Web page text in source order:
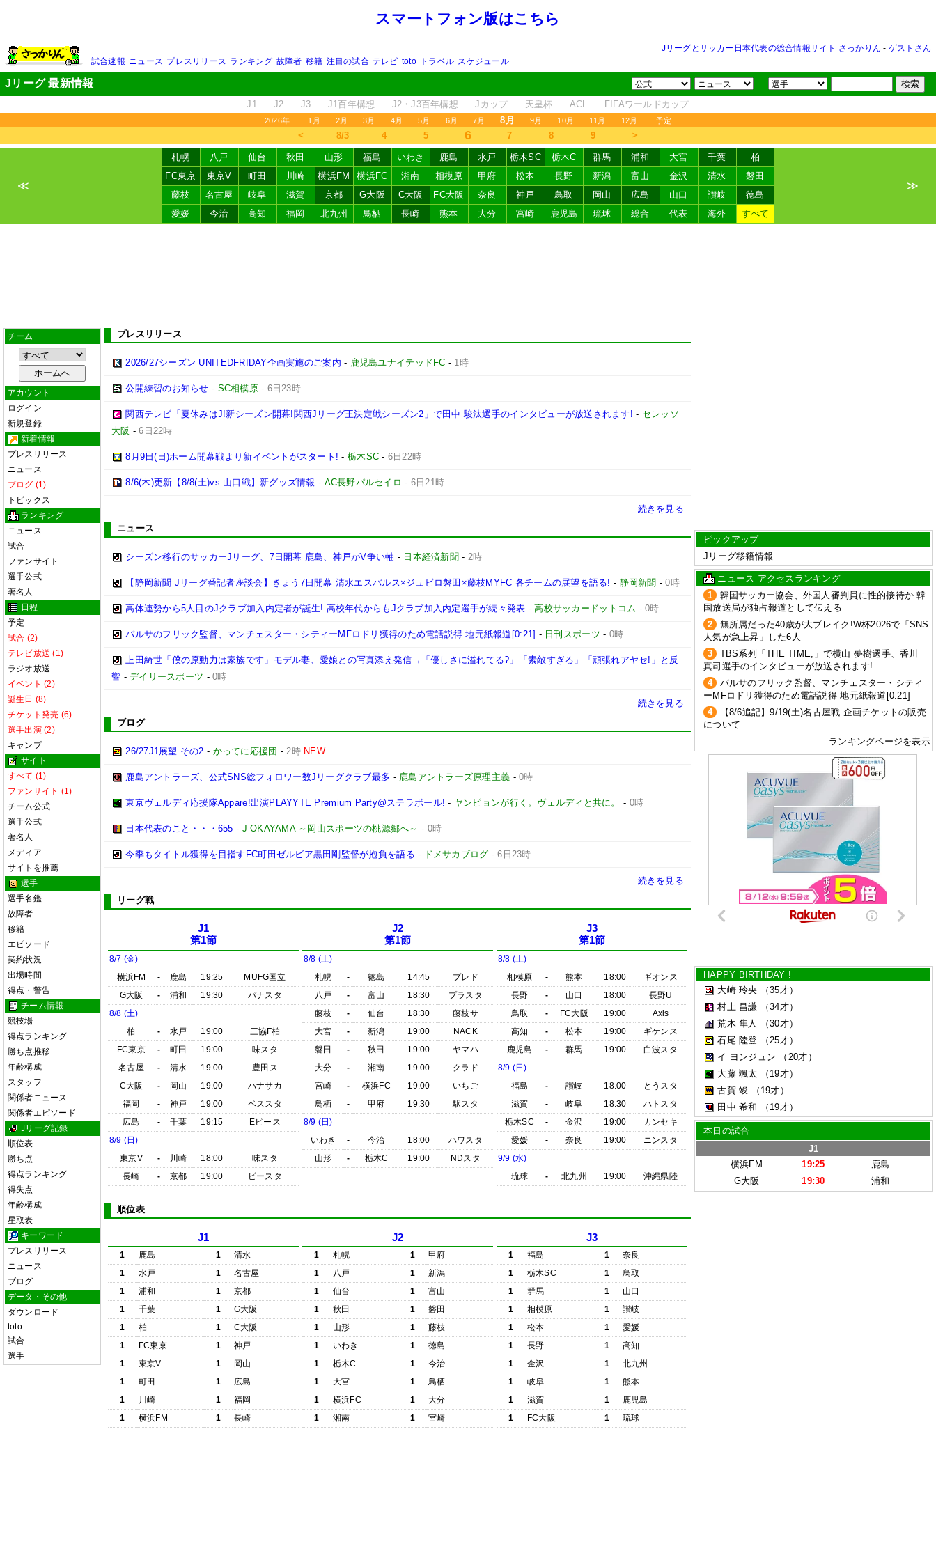
スマートフォン版はこちら
Jリーグとサッカー日本代表の総合情報サイト さっかりん - ゲストさん
試合速報 ニュース プレスリリース ランキング 故障者 移籍 注目の試合 テレビ toto トラベル スケジュール
Jリーグ 最新情報
J1 J2 J3 J1百年構想 J2・J3百年構想 Jカップ 天皇杯 ACL FIFAワールドカップ
2026年 1月 2月 3月 4月 5月 6月 7月 8月 9月 10月 11月 12月 予定
＜ 8/3 4 5 6 7 8 9 ＞
≪
札幌 八戸 仙台 秋田 山形 福島 いわき 鹿島 水戸 栃木SC 栃木C 群馬 浦和 大宮 千葉
柏
FC東京
東京V 町田 川崎 横浜FM 横浜FC 湘南 相模原 甲府 松本 長野 新潟 富山 金沢 清水
磐田
藤枝
名古屋 岐阜 滋賀 京都 G大阪 C大阪 FC大阪 奈良 神戸 鳥取 岡山 広島 山口 讃岐
徳島
愛媛
今治 高知 福岡 北九州 鳥栖 長崎 熊本 大分 宮崎 鹿児島 琉球 総合 代表 海外 すべて
≫
チーム
アカウント
ログイン
新規登録
新着情報
プレスリリース
ニュース
ブログ (1)
トピックス
ランキング
ニュース
試合
ファンサイト
選手公式
著名人
日程
予定
試合 (2)
テレビ放送 (1)
ラジオ放送
イベント (2)
誕生日 (8)
チケット発売 (6)
選手出演 (2)
キャンプ
サイト
すべて (1)
ファンサイト (1)
チーム公式
選手公式
著名人
メディア
サイトを推薦
選手
選手名鑑
故障者
移籍
エピソード
契約状況
出場時間
得点・警告
チーム情報
競技場
得点ランキング
勝ち点推移
年齢構成
スタッフ
関係者ニュース
関係者エピソード
Jリーグ記録
順位表
勝ち点
得点ランキング
得失点
年齢構成
星取表
キーワード
プレスリリース
ニュース
ブログ
データ・その他
ダウンロード
toto
試合
選手
プレスリリース
2026/27シーズン UNITEDFRIDAY企画実施のご案内 - 鹿児島ユナイテッドFC - 1時
公開練習のお知らせ - SC相模原- 6日23時
関西テレビ「夏休みはJ!新シーズン開幕!関西Jリーグ王決定戦シーズン2」で田中 駿汰選手のインタビューが放送されます! - セレッソ
大阪 -6日22時
8月9日(日)ホーム開幕戦より新イベントがスタート! -栃木SC - 6日22時
8/6(木)更新【8/8(土)vs.山口戦】新グッズ情報 - AC長野パルセイロ - 6日21時
続きを見る
ニュース
シーズン移行のサッカーJリーグ、7日開幕 鹿島、神戸がV争い軸 - 日本経済新聞 - 2時
【静岡新聞 Jリーグ番記者座談会】きょう7日開幕 清水エスパルス×ジュビロ磐田×藤枝MYFC 各チームの展望を語る! - 静岡新聞 -0時
高体連勢から5人目のJクラブ加入内定者が誕生! 高校年代からもJクラブ加入内定選手が続々発表 -高校サッカードットコム -0時
バルサのフリック監督、マンチェスター・シティーMFロドリ獲得のため電話説得 地元紙報道[0:21] - 日刊スポーツ - 0時
上田綺世「僕の原動力は家族です」モデル妻、愛娘との写真添え発信→「優しさに溢れてる?」「素敵すぎる」「頑張れアヤセ!」と反
響 -デイリースポーツ -0時
続きを見る
ブログ
26/27J1展望 その2 - かってに応援団 -2時 NEW
鹿島アントラーズ、公式SNS総フォロワー数Jリーグクラブ最多 - 鹿島アントラーズ原理主義 -0時
東京ヴェルディ応援隊Appare!出演PLAYYTE Premium Party@ステラボール! - ヤンピョンが行く。ヴェルディと共に。 - 0時
日本代表のこと・・・655 - J OKAYAMA ～岡山スポーツの桃源郷へ～ - 0時
今季もタイトル獲得を目指すFC町田ゼルビア黒田剛監督が抱負を語る - ドメサカブログ -6日23時
続きを見る
リーグ戦
J1
第1節
8/7 (金)
横浜FM
- 鹿島 19:25
MUFG国立
G大阪
- 浦和 19:30
パナスタ
8/8 (土)
柏
- 水戸 19:00
三協F柏
FC東京
- 町田 19:00
味スタ
名古屋
- 清水 19:00
豊田ス
C大阪
- 岡山 19:00
ハナサカ
福岡
- 神戸 19:00
ベススタ
広島
- 千葉 19:15
Eピース
8/9 (日)
東京V
- 川崎 18:00
味スタ
長崎
- 京都 19:00 ピースタ
J2
第1節
8/8 (土)
札幌
- 徳島 14:45
プレド
八戸
- 富山 18:30
プラスタ
藤枝
- 仙台 18:30
藤枝サ
大宮
- 新潟 19:00
NACK
磐田
- 秋田 19:00
ヤマハ
大分
- 湘南 19:00
クラド
宮崎
- 横浜FC 19:00
いちご
鳥栖
- 甲府 19:30
駅スタ
8/9 (日)
いわき
- 今治 18:00
ハワスタ
山形
- 栃木C 19:00 NDスタ
J3
第1節
8/8 (土)
相模原
- 熊本 18:00
ギオンス
長野
- 山口 18:00
長野U
鳥取
- FC大阪 19:00
Axis
高知
- 松本 19:00
ギケンス
鹿児島
- 群馬 19:00
白波スタ
8/9 (日)
福島
- 讃岐 18:00
とうスタ
滋賀
- 岐阜 18:30
ハトスタ
栃木SC
- 金沢 19:00
カンセキ
愛媛
- 奈良 19:00
ニンスタ
9/9 (水)
琉球
- 北九州 19:00 沖縄県陸
順位表
J1
1 鹿島 1
清水
1
水戸 1
名古屋
1
浦和 1
京都
1
千葉 1
G大阪
1
柏 1
C大阪
1
FC東京 1
神戸
1
東京V 1
岡山
1
町田 1
広島
1
川崎 1
福岡
1
横浜FM 1 長崎
J2
1 札幌 1
甲府
1
八戸 1
新潟
1
仙台 1
富山
1
秋田 1
磐田
1
山形 1
藤枝
1
いわき 1
徳島
1
栃木C 1
今治
1
大宮 1
鳥栖
1
横浜FC 1
大分
1
湘南 1 宮崎
J3
1 福島 1
奈良
1
栃木SC 1
鳥取
1
群馬 1
山口
1
相模原 1
讃岐
1
松本 1
愛媛
1
長野 1
高知
1
金沢 1
北九州
1
岐阜 1
熊本
1
滋賀 1
鹿児島
1
FC大阪 1 琉球
ピックアップ
Jリーグ移籍情報
ニュース アクセスランキング
1
韓国サッカー協会、外国人審判員に性的接待か 韓
国放送局が独占報道として伝える
2
無所属だった40歳が大ブレイク!W杯2026で「SNS
人気が急上昇」した6人
3
TBS系列「THE TIME,」で横山 夢樹選手、香川
真司選手のインタビューが放送されます!
4
バルサのフリック監督、マンチェスター・シティ
ーMFロドリ獲得のため電話説得 地元紙報道[0:21]
4
【8/6追記】9/19(土)名古屋戦 企画チケットの販売
について
ランキングページを表示
HAPPY BIRTHDAY !
大崎 玲央
（35才）
村上 昌謙
（34才）
荒木 隼人
（30才）
石尾 陸登
（25才）
イ ヨンジュン
（20才）
大藤 颯太
（19才）
古賀 竣
（19才）
田中 希和
（19才）
本日の試合
J1
横浜FM
19:25
鹿島
G大阪
19:30 浦和